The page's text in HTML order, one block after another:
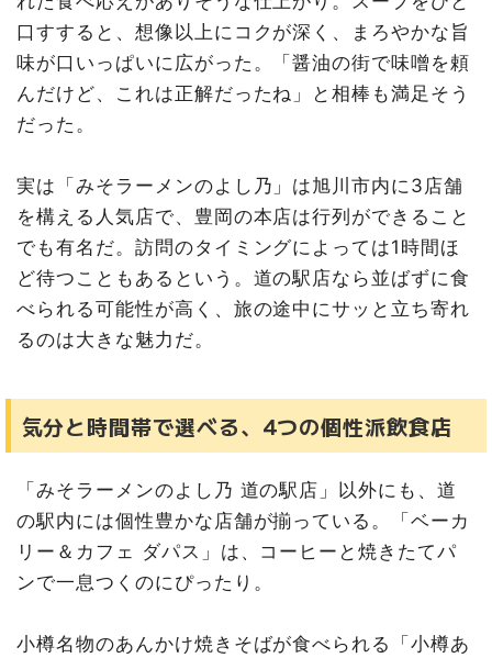
口すすると、想像以上にコクが深く、まろやかな旨
味が口いっぱいに広がった。「醤油の街で味噌を頼
んだけど、これは正解だったね」と相棒も満足そう
だった。
実は「みそラーメンのよし乃」は旭川市内に3店舗
を構える人気店で、豊岡の本店は行列ができること
でも有名だ。訪問のタイミングによっては1時間ほ
ど待つこともあるという。道の駅店なら並ばずに食
べられる可能性が高く、旅の途中にサッと立ち寄れ
るのは大きな魅力だ。
気分と時間帯で選べる、4つの個性派飲食店
「みそラーメンのよし乃 道の駅店」以外にも、道
の駅内には個性豊かな店舗が揃っている。「ベーカ
リー＆カフェ ダパス」は、コーヒーと焼きたてパ
ンで一息つくのにぴったり。
小樽名物のあんかけ焼きそばが食べられる「小樽あ